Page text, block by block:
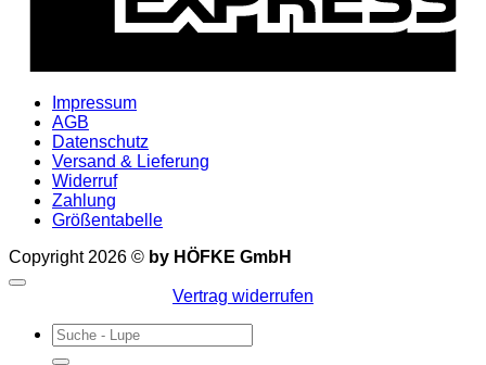
Impressum
AGB
Datenschutz
Versand & Lieferung
Widerruf
Zahlung
Größentabelle
Copyright 2026 © by HÖFKE GmbH
Vertrag widerrufen
Suchen
nach: